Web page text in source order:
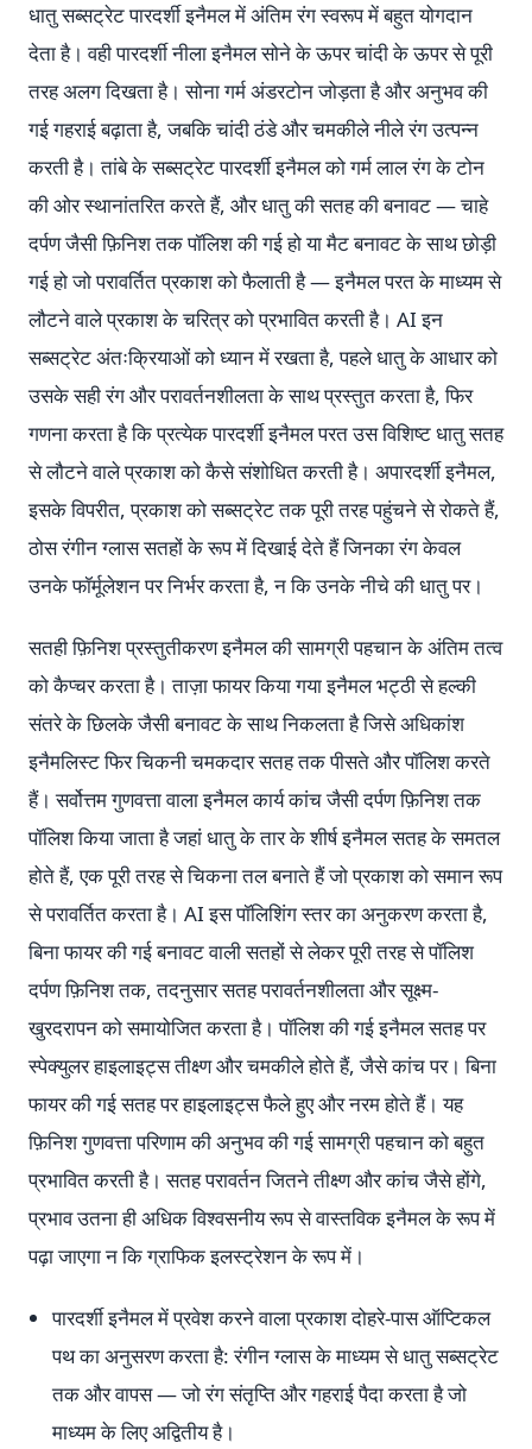
धातु सब्सट्रेट पारदर्शी इनैमल में अंतिम रंग स्वरूप में बहुत योगदान
देता है। वही पारदर्शी नीला इनैमल सोने के ऊपर चांदी के ऊपर से पूरी
तरह अलग दिखता है। सोना गर्म अंडरटोन जोड़ता है और अनुभव की
गई गहराई बढ़ाता है, जबकि चांदी ठंडे और चमकीले नीले रंग उत्पन्न
करती है। तांबे के सब्सट्रेट पारदर्शी इनैमल को गर्म लाल रंग के टोन
की ओर स्थानांतरित करते हैं, और धातु की सतह की बनावट — चाहे
दर्पण जैसी फ़िनिश तक पॉलिश की गई हो या मैट बनावट के साथ छोड़ी
गई हो जो परावर्तित प्रकाश को फैलाती है — इनैमल परत के माध्यम से
लौटने वाले प्रकाश के चरित्र को प्रभावित करती है। AI इन
सब्सट्रेट अंतःक्रियाओं को ध्यान में रखता है, पहले धातु के आधार को
उसके सही रंग और परावर्तनशीलता के साथ प्रस्तुत करता है, फिर
गणना करता है कि प्रत्येक पारदर्शी इनैमल परत उस विशिष्ट धातु सतह
से लौटने वाले प्रकाश को कैसे संशोधित करती है। अपारदर्शी इनैमल,
इसके विपरीत, प्रकाश को सब्सट्रेट तक पूरी तरह पहुंचने से रोकते हैं,
ठोस रंगीन ग्लास सतहों के रूप में दिखाई देते हैं जिनका रंग केवल
उनके फॉर्मूलेशन पर निर्भर करता है, न कि उनके नीचे की धातु पर।
सतही फ़िनिश प्रस्तुतीकरण इनैमल की सामग्री पहचान के अंतिम तत्व
को कैप्चर करता है। ताज़ा फायर किया गया इनैमल भट्ठी से हल्की
संतरे के छिलके जैसी बनावट के साथ निकलता है जिसे अधिकांश
इनैमलिस्ट फिर चिकनी चमकदार सतह तक पीसते और पॉलिश करते
हैं। सर्वोत्तम गुणवत्ता वाला इनैमल कार्य कांच जैसी दर्पण फ़िनिश तक
पॉलिश किया जाता है जहां धातु के तार के शीर्ष इनैमल सतह के समतल
होते हैं, एक पूरी तरह से चिकना तल बनाते हैं जो प्रकाश को समान रूप
से परावर्तित करता है। AI इस पॉलिशिंग स्तर का अनुकरण करता है,
बिना फायर की गई बनावट वाली सतहों से लेकर पूरी तरह से पॉलिश
दर्पण फ़िनिश तक, तदनुसार सतह परावर्तनशीलता और सूक्ष्म-
खुरदरापन को समायोजित करता है। पॉलिश की गई इनैमल सतह पर
स्पेक्युलर हाइलाइट्स तीक्ष्ण और चमकीले होते हैं, जैसे कांच पर। बिना
फायर की गई सतह पर हाइलाइट्स फैले हुए और नरम होते हैं। यह
फ़िनिश गुणवत्ता परिणाम की अनुभव की गई सामग्री पहचान को बहुत
प्रभावित करती है। सतह परावर्तन जितने तीक्ष्ण और कांच जैसे होंगे,
प्रभाव उतना ही अधिक विश्वसनीय रूप से वास्तविक इनैमल के रूप में
पढ़ा जाएगा न कि ग्राफिक इलस्ट्रेशन के रूप में।
पारदर्शी इनैमल में प्रवेश करने वाला प्रकाश दोहरे-पास ऑप्टिकल
पथ का अनुसरण करता है: रंगीन ग्लास के माध्यम से धातु सब्सट्रेट
तक और वापस — जो रंग संतृप्ति और गहराई पैदा करता है जो
माध्यम के लिए अद्वितीय है।